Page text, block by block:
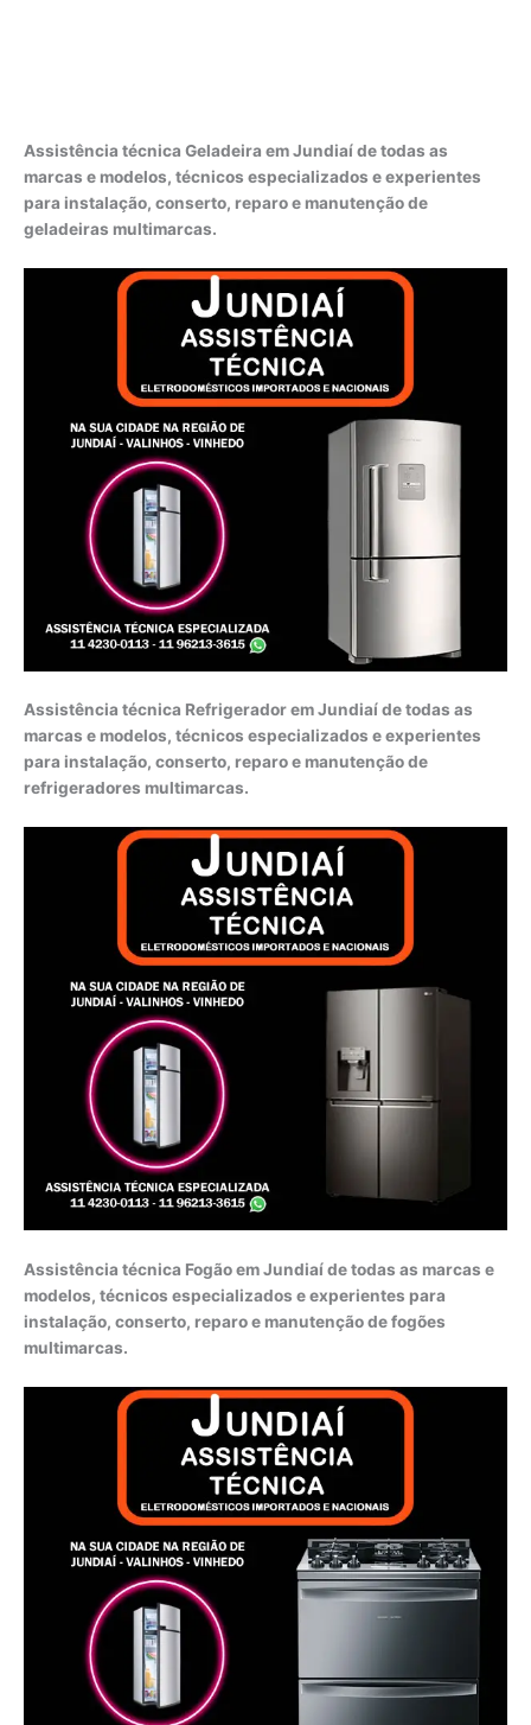
Assistência técnica Geladeira em Jundiaí de todas as
marcas e modelos, técnicos especializados e experientes
para instalação, conserto, reparo e manutenção de
geladeiras multimarcas.
Assistência técnica Refrigerador em Jundiaí de todas as
marcas e modelos, técnicos especializados e experientes
para instalação, conserto, reparo e manutenção de
refrigeradores multimarcas.
Assistência técnica Fogão em Jundiaí de todas as marcas e
modelos, técnicos especializados e experientes para
instalação, conserto, reparo e manutenção de fogões
multimarcas.